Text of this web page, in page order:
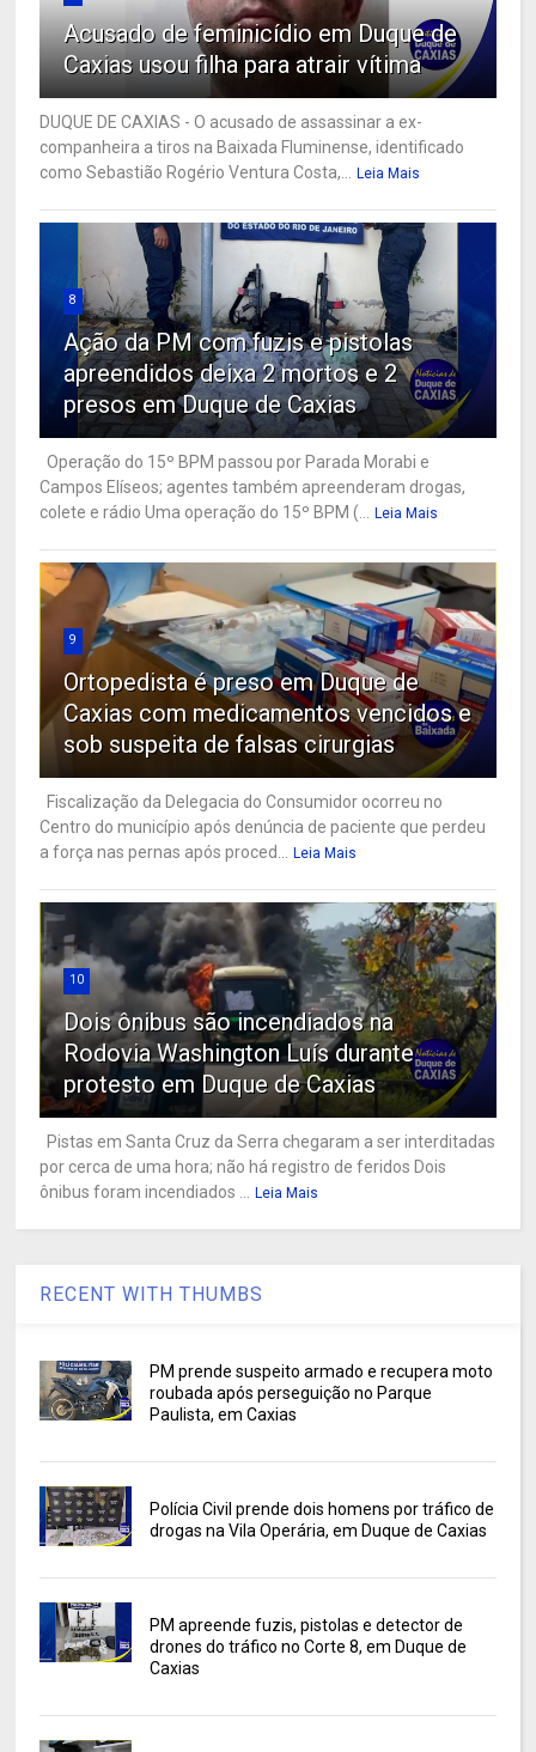
Acusado de feminicídio em Duque de
Caxias usou filha para atrair vítima
DUQUE DE CAXIAS - O acusado de assassinar a ex-
companheira a tiros na Baixada Fluminense, identificado
como Sebastião Rogério Ventura Costa,... Leia Mais
8
Ação da PM com fuzis e pistolas
apreendidos deixa 2 mortos e 2
presos em Duque de Caxias
Operação do 15º BPM passou por Parada Morabi e
Campos Elíseos; agentes também apreenderam drogas,
colete e rádio Uma operação do 15º BPM (... Leia Mais
9
Ortopedista é preso em Duque de
Caxias com medicamentos vencidos e
sob suspeita de falsas cirurgias
Fiscalização da Delegacia do Consumidor ocorreu no
Centro do município após denúncia de paciente que perdeu
a força nas pernas após proced... Leia Mais
10
Dois ônibus são incendiados na
Rodovia Washington Luís durante
protesto em Duque de Caxias
Pistas em Santa Cruz da Serra chegaram a ser interditadas
por cerca de uma hora; não há registro de feridos Dois
ônibus foram incendiados ... Leia Mais
RECENT WITH THUMBS
PM prende suspeito armado e recupera moto
roubada após perseguição no Parque
Paulista, em Caxias
Polícia Civil prende dois homens por tráfico de
drogas na Vila Operária, em Duque de Caxias
PM apreende fuzis, pistolas e detector de
drones do tráfico no Corte 8, em Duque de
Caxias